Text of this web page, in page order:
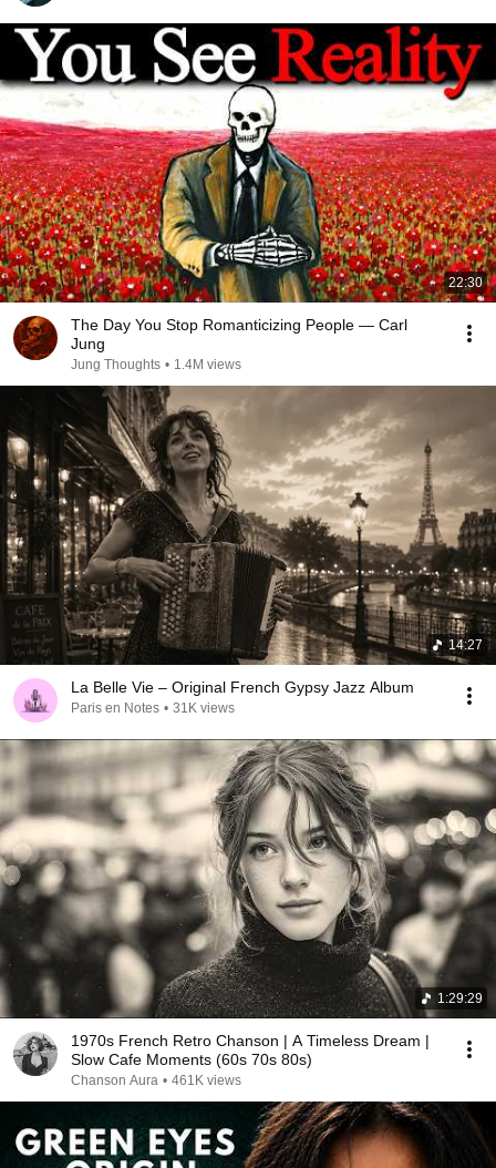
22:30
The Day You Stop Romanticizing People — Carl
Jung
Jung Thoughts • 1.4M views
14:27
La Belle Vie – Original French Gypsy Jazz Album
Paris en Notes • 31K views
1:29:29
1970s French Retro Chanson | A Timeless Dream |
Slow Cafe Moments (60s 70s 80s)
Chanson Aura • 461K views